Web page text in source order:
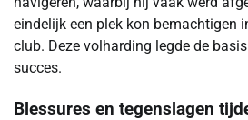
eindelijk een plek kon bemachtigen
club. Deze volharding legde de
succes.
Blessures en tegenslagen